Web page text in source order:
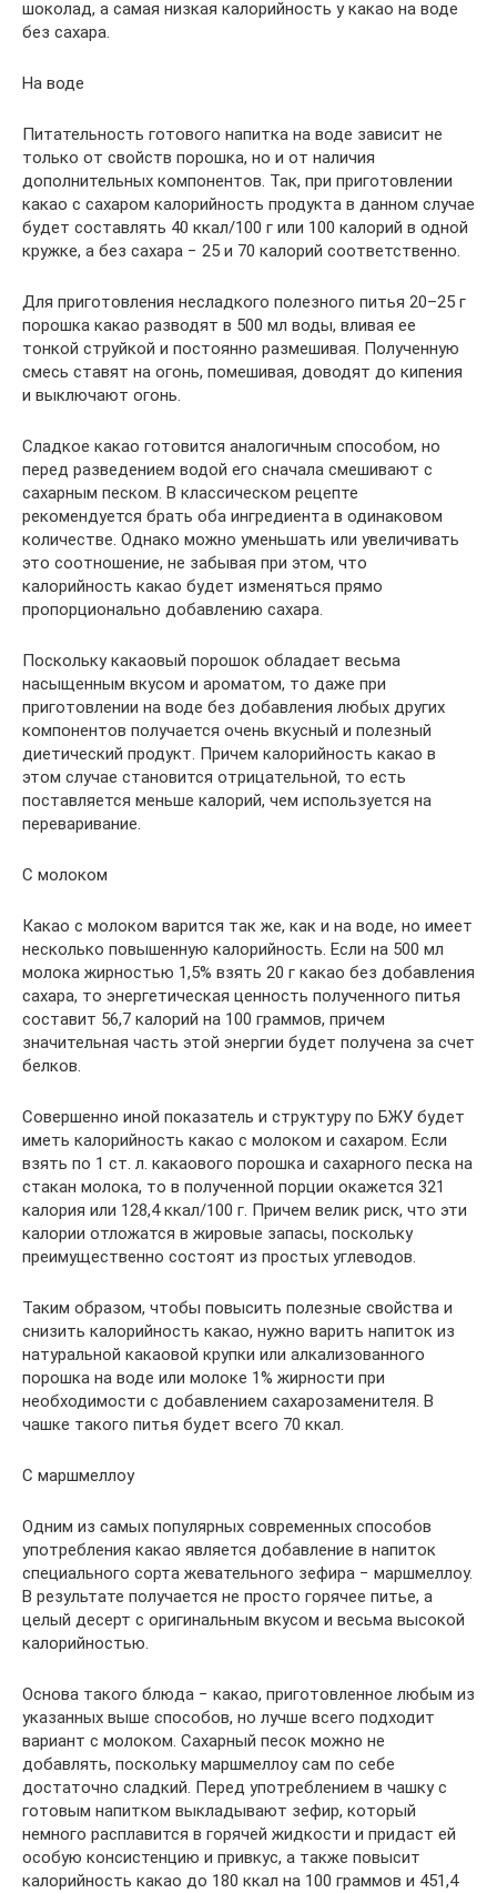
шоколад, а самая низкая калорийность у какао на воде
без сахара.
На воде
Питательность готового напитка на воде зависит не
только от свойств порошка, но и от наличия
дополнительных компонентов. Так, при приготовлении
какао с сахаром калорийность продукта в данном случае
будет составлять 40 ккал/100 г или 100 калорий в одной
кружке, а без сахара − 25 и 70 калорий соответственно.
Для приготовления несладкого полезного питья 20–25 г
порошка какао разводят в 500 мл воды, вливая ее
тонкой струйкой и постоянно размешивая. Полученную
смесь ставят на огонь, помешивая, доводят до кипения
и выключают огонь.
Сладкое какао готовится аналогичным способом, но
перед разведением водой его сначала смешивают с
сахарным песком. В классическом рецепте
рекомендуется брать оба ингредиента в одинаковом
количестве. Однако можно уменьшать или увеличивать
это соотношение, не забывая при этом, что
калорийность какао будет изменяться прямо
пропорционально добавлению сахара.
Поскольку какаовый порошок обладает весьма
насыщенным вкусом и ароматом, то даже при
приготовлении на воде без добавления любых других
компонентов получается очень вкусный и полезный
диетический продукт. Причем калорийность какао в
этом случае становится отрицательной, то есть
поставляется меньше калорий, чем используется на
переваривание.
С молоком
Какао с молоком варится так же, как и на воде, но имеет
несколько повышенную калорийность. Если на 500 мл
молока жирностью 1,5% взять 20 г какао без добавления
сахара, то энергетическая ценность полученного питья
составит 56,7 калорий на 100 граммов, причем
значительная часть этой энергии будет получена за счет
белков.
Совершенно иной показатель и структуру по БЖУ будет
иметь калорийность какао с молоком и сахаром. Если
взять по 1 ст. л. какаового порошка и сахарного песка на
стакан молока, то в полученной порции окажется 321
калория или 128,4 ккал/100 г. Причем велик риск, что эти
калории отложатся в жировые запасы, поскольку
преимущественно состоят из простых углеводов.
Таким образом, чтобы повысить полезные свойства и
снизить калорийность какао, нужно варить напиток из
натуральной какаовой крупки или алкализованного
порошка на воде или молоке 1% жирности при
необходимости с добавлением сахарозаменителя. В
чашке такого питья будет всего 70 ккал.
С маршмеллоу
Одним из самых популярных современных способов
употребления какао является добавление в напиток
специального сорта жевательного зефира − маршмеллоу.
В результате получается не просто горячее питье, а
целый десерт с оригинальным вкусом и весьма высокой
калорийностью.
Основа такого блюда − какао, приготовленное любым из
указанных выше способов, но лучше всего подходит
вариант с молоком. Сахарный песок можно не
добавлять, поскольку маршмеллоу сам по себе
достаточно сладкий. Перед употреблением в чашку с
готовым напитком выкладывают зефир, который
немного расплавится в горячей жидкости и придаст ей
особую консистенцию и привкус, а также повысит
калорийность какао до 180 ккал на 100 граммов и 451,4